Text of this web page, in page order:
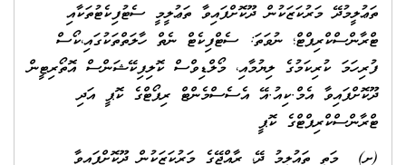
ތަޢުލީމުދޭ މަރުކަޒަކުން ދޫކޮށްފައިވާ ތަޢުލީމީ ސެޓުފިކެޓުތަކާއި
ޓްރާންސްކްރިޕްޓް؛ ނުވަތަ: ސެޓްފިކެޓް ނެތް ހާލަތްތަކުގައި،ކޯސް
ފުރިހަމަ ކުރިކަމުގެ ލިޔުމާއި، މޯލްޑިވްސް ކޮލިފިކޭޝަންސް އޮތޯރިޓީން
ދޫކޮށްފައިވާ އެމް.ކިއު.އޭ އެސެސްމެންޓް ރިޕޯޓްގެ ކޮޕީ އަދި
ޓްރާންސްކްރިޕްޓްގެ ކޮޕީ
(ށ) މަތީ ތައުލީމު ދޭ، ރާއްޖޭގެ މަރުކަޒަކުން ދޫކޮށްފައިވާ